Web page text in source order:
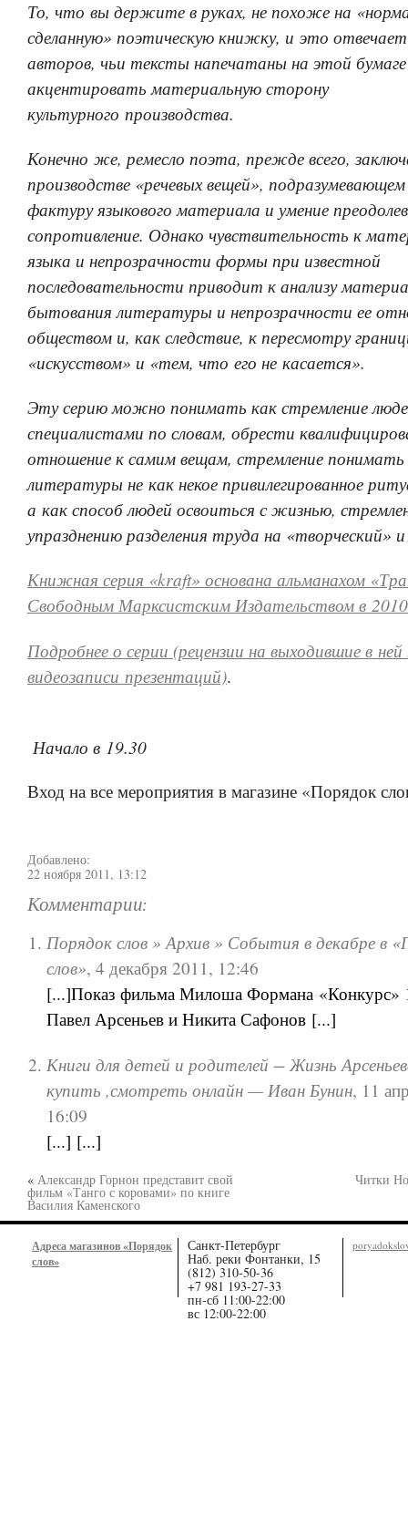
То, что вы держите в руках, не похоже на
сделанную» поэтическую книжку, и это
авторов, чьи тексты напечатаны на этой
акцентировать материальную сторону
культурного производства.
Конечно же, ремесло поэта, прежде всего,
производстве «речевых вещей»,
фактуру языкового материала и умение
сопротивление. Однако чувствительность к
языка и непрозрачности формы при известной
последовательности приводит к анализу
бытования литературы и непрозрачности ее
обществом и, как следствие, к пересмотру
«искусством» и «тем, что его не касается».
Эту серию можно понимать как стремление
специалистами по словам, обрести
отношение к самим вещам, стремление понимать
литературы не как некое привилегированное
а как способ людей освоиться с жизнью,
упразднению разделения труда на «творческий»
Книжная серия «kraft» основана альманахом
Свободным Марксистским Издательством в
Подробнее о серии (рецензии на выходившие в ней
видеозаписи презентаций).
Начало в 19.30
Вход на все мероприятия в магазине «Порядок
Добавлено:
22 ноября 2011, 13:12
Комментарии:
Порядок слов » Архив » События в декабре в
слов»,4 декабря 2011, 12:46
[...]Показ фильма Милоша Формана «Конкурс»
Павел Арсеньев и Никита Сафонов [...]
Книги для детей и родителей − Жизнь
купить ,смотреть онлайн — Иван Бунин, 11
16:09
[...] [...]
« Александр Горнон представит свой
фильм «Танго с коровами» по книге
Василия Каменского
Читки
Адреса магазинов «Порядок
слов»
Санкт-Петербург
Наб. реки Фонтанки, 15
(812) 310-50-36
+7 981 193-27-33
пн-сб 11:00-22:00
вс 12:00-22:00